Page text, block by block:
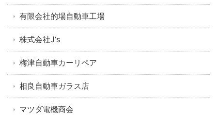
有限会社的場自動車工場
株式会社J‘s
梅津自動車カーリペア
相良自動車ガラス店
マツダ電機商会